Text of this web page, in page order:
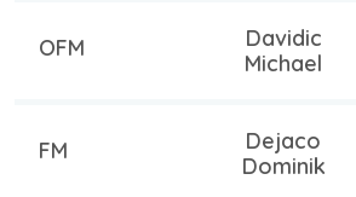
OFM
Davidic
Michael
FM
Dejaco
Dominik